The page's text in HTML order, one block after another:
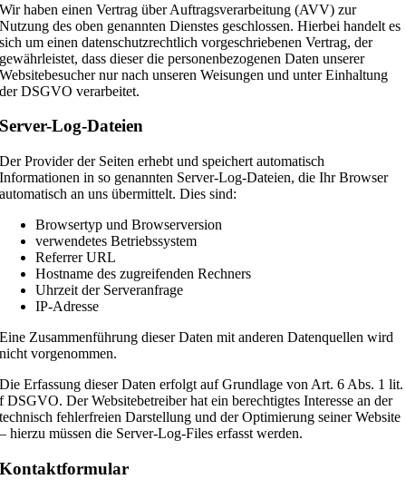
Wir haben einen Vertrag über Auftragsverarbeitung (AVV) zur
Nutzung des oben genannten Dienstes geschlossen. Hierbei handelt es
sich um einen datenschutzrechtlich vorgeschriebenen Vertrag, der
gewährleistet, dass dieser die personenbezogenen Daten unserer
Websitebesucher nur nach unseren Weisungen und unter Einhaltung
der DSGVO verarbeitet.
Server-Log-Dateien
Der Provider der Seiten erhebt und speichert automatisch
Informationen in so genannten Server-Log-Dateien, die Ihr Browser
automatisch an uns übermittelt. Dies sind:
Browsertyp und Browserversion
verwendetes Betriebssystem
Referrer URL
Hostname des zugreifenden Rechners
Uhrzeit der Serveranfrage
IP-Adresse
Eine Zusammenführung dieser Daten mit anderen Datenquellen wird
nicht vorgenommen.
Die Erfassung dieser Daten erfolgt auf Grundlage von Art. 6 Abs. 1 lit.
f DSGVO. Der Websitebetreiber hat ein berechtigtes Interesse an der
technisch fehlerfreien Darstellung und der Optimierung seiner Website
– hierzu müssen die Server-Log-Files erfasst werden.
Kontaktformular